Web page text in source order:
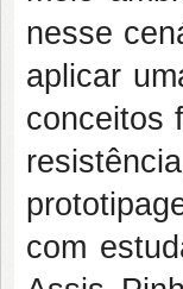
nesse
aplicar
conceitos
com